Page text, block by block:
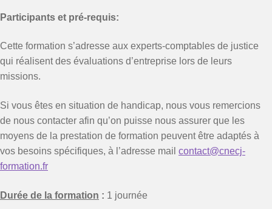
Participants et pré-requis:
Cette formation s’adresse aux experts-comptables de justice
qui réalisent des évaluations d’entreprise lors de leurs
missions.
Si vous êtes en situation de handicap, nous vous remercions
de nous contacter afin qu’on puisse nous assurer que les
moyens de la prestation de formation peuvent être adaptés à
vos besoins spécifiques, à l’adresse mail contact@cnecj-
formation.fr
Durée de la formation : 1 journée